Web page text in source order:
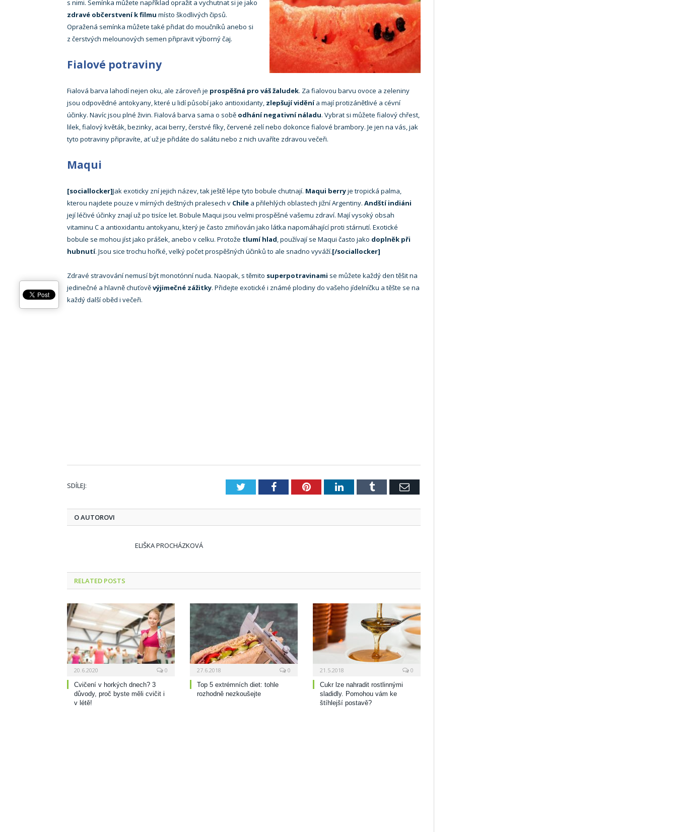
s nimi. Semínka můžete například opražit a vychutnat si je jako
zdravé občerstvení k filmu místo škodlivých čipsů.
Opražená semínka můžete také přidat do moučníků anebo si
z čerstvých melounových semen připravit výborný čaj.
Fialové potraviny
Fialová barva lahodí nejen oku, ale zároveň je prospěšná pro váš žaludek. Za fialovou barvu ovoce a zeleniny
jsou odpovědné antokyany, které u lidí působí jako antioxidanty, zlepšují viděnía mají protizánětlivé a cévní
účinky. Navíc jsou plné živin. Fialová barva sama o sobě odhání negativní náladu. Vybrat si můžete fialový chřest,
lilek, fialový květák, bezinky, acai berry, čerstvé fíky, červené zelí nebo dokonce fialové brambory. Je jen na vás, jak
tyto potraviny připravíte, ať už je přidáte do salátu nebo z nich uvaříte zdravou večeři.
Maqui
[sociallocker]Jak exoticky zní jejich název, tak ještě lépe tyto bobule chutnají. Maqui berryje tropická palma,
kterou najdete pouze v mírných deštných pralesech v Chile a přilehlých oblastech jižní Argentiny. Andští indiáni
její léčivé účinky znají už po tisíce let. Bobule Maqui jsou velmi prospěšné vašemu zdraví. Mají vysoký obsah
vitaminu C a antioxidantu antokyanu, který je často zmiňován jako látka napomáhající proti stárnutí. Exotické
bobule se mohou jíst jako prášek, anebo v celku. Protože tlumí hlad, používají se Maqui často jako doplněk při
hubnutí. Jsou sice trochu hořké, velký počet prospěšných účinků to ale snadno vyváží.[/sociallocker]
Zdravé stravování nemusí být monotónní nuda. Naopak, s těmito superpotravinami se můžete každý den těšit na
jedinečné a hlavně chuťověvýjimečné zážitky. Přidejte exotické i známé plodiny do vašeho jídelníčku a těšte se na
každý další oběd i večeři.
SDÍLEJ: TwitterFacebookPinterestLinkedInTumblr E-
O AUTOROVI
ELIŠKA PROCHÁZKOVÁ
RELATED POSTS
20.6.2020
0
Cvičení v horkých dnech? 3
důvody, proč byste měli cvičit i
v létě!
27.6.2018
0
Top 5 extrémních diet: tohle
rozhodně nezkoušejte
21.5.2018
0
Cukr lze nahradit rostlinnými
sladidly. Pomohou vám ke
štíhlejší postavě?